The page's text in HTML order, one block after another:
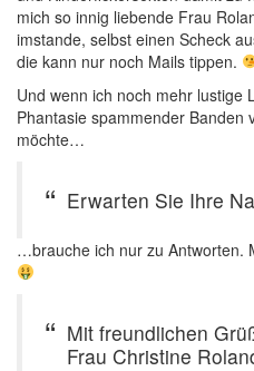
mich so innig liebende Frau
imstande, selbst einen Scheck
die kann nur noch Mails tippen.
Und wenn ich noch mehr lustige
Phantasie spammender Banden
möchte…
Erwarten Sie Ihre
…brauche ich nur zu Antworten.
Mit freundlichen
Frau Christine